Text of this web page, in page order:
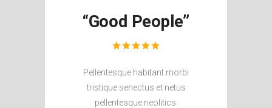
“Good People”
Pellentesque habitant morbi
tristique senectus et netus
pellentesque neolitics.